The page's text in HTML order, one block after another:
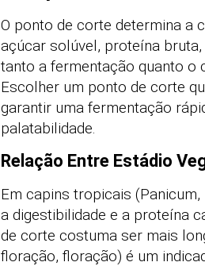
O ponto de corte determina a
açúcar solúvel, proteína
tanto a fermentação quanto o
Escolher um ponto de corte
garantir uma fermentação
palatabilidade.
Relação Entre Estádio
Em capins tropicais
a digestibilidade e a proteína
de corte costuma ser mais
floração, floração) é um